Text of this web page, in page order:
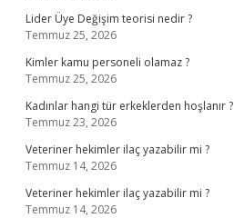
Lider Üye Değişim teorisi nedir ?
Temmuz 25, 2026
Kimler kamu personeli olamaz ?
Temmuz 25, 2026
Kadınlar hangi tür erkeklerden hoşlanır ?
Temmuz 23, 2026
Veteriner hekimler ilaç yazabilir mi ?
Temmuz 14, 2026
Veteriner hekimler ilaç yazabilir mi ?
Temmuz 14, 2026